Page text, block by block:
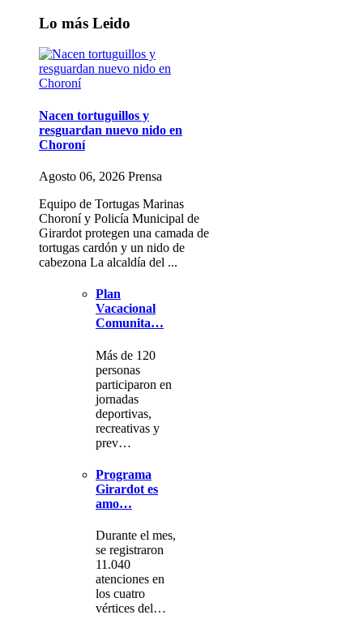
Lo más Leido
Nacen tortuguillos y
resguardan nuevo nido en
Choroní
Agosto 06, 2026 Prensa
Equipo de Tortugas Marinas
Choroní y Policía Municipal de
Girardot protegen una camada de
tortugas cardón y un nido de
cabezona La alcaldía del ...
Plan
Vacacional
Comunita…
Más de 120
personas
participaron en
jornadas
deportivas,
recreativas y
prev…
Programa
Girardot es
amo…
Durante el mes,
se registraron
11.040
atenciones en
los cuatro
vértices del…